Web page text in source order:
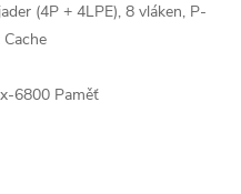
(4P + 4LPE), 8 vláken, P-
6800 Paměť